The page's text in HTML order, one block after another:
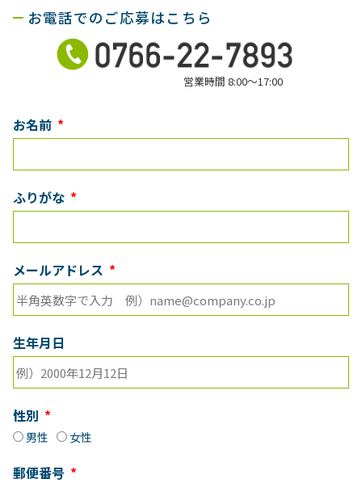
お電話でのご応募はこちら
営業時間 8:00〜17:00
お名前
ふりがな
メールアドレス
生年月日
性別
男性 女性
郵便番号